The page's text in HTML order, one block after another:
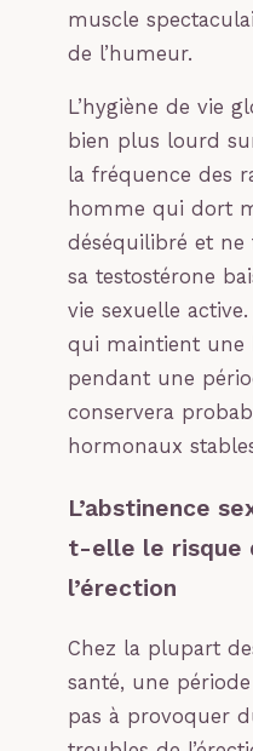
muscle
de l’humeur.
L’hygiène de vie
bien plus lourd
la fréquence des
homme qui dort
déséquilibré et
sa testostérone
vie sexuelle active.
qui maintient une
pendant une
conservera
hormonaux
L’abstinence
t-elle le risque
l’érection
Chez la plupart
santé, une
pas à provoquer